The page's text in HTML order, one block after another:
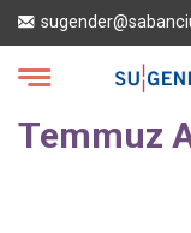
Skip
main
content
Temmuz